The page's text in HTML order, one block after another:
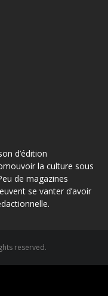
d’édition
la culture sous
de magazines
se vanter d’avoir
reserved.